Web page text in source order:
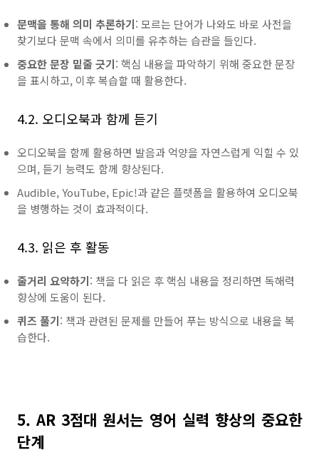
문맥을 통해 의미 추론하기: 모르는 단어가 나와도 바로 사전을
찾기보다 문맥 속에서 의미를 유추하는 습관을 들인다.
중요한 문장 밑줄 긋기: 핵심 내용을 파악하기 위해 중요한 문장
을 표시하고, 이후 복습할 때 활용한다.
4.2. 오디오북과 함께 듣기
오디오북을 함께 활용하면 발음과 억양을 자연스럽게 익힐 수 있
으며, 듣기 능력도 함께 향상된다.
Audible, YouTube, Epic!과 같은 플랫폼을 활용하여 오디오북
을 병행하는 것이 효과적이다.
4.3. 읽은 후 활동
줄거리 요약하기: 책을 다 읽은 후 핵심 내용을 정리하면 독해력
향상에 도움이 된다.
퀴즈 풀기: 책과 관련된 문제를 만들어 푸는 방식으로 내용을 복
습한다.
5. AR 3점대 원서는 영어 실력 향상의 중요한
단계